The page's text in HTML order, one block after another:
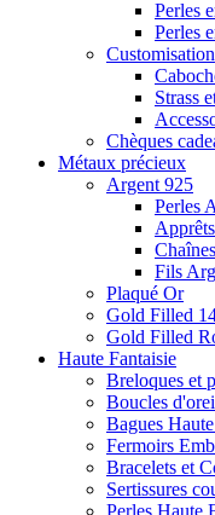
Perles
Perles
Customisation
Strass
Chèques
Métaux précieux
Argent 925
Perles
Fils
Plaqué Or
Gold Filled
Gold Filled
Haute Fantaisie
Breloques et
Boucles
Bagues
Fermoirs
Bracelets et
Sertissures
Perles Haute